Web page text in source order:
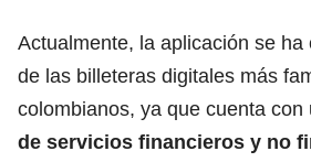
Actualmente, la aplicación se ha
de las billeteras digitales más
colombianos, ya que cuenta con
de servicios financieros y no